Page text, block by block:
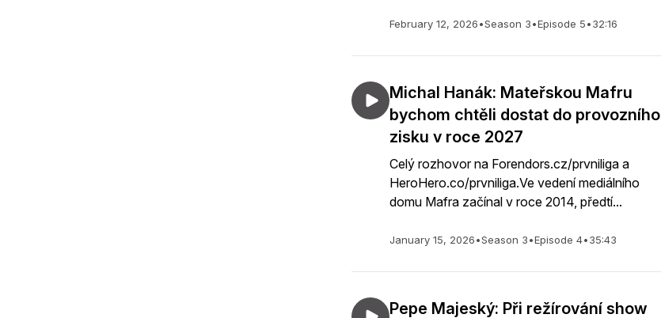
February 12, 2026•Season 3•Episode 5•32:16
Michal Hanák: Mateřskou Mafru
bychom chtěli dostat do provozního
zisku v roce 2027
Celý rozhovor na Forendors.cz/prvniliga a
HeroHero.co/prvniliga.Ve vedení mediálního
domu Mafra začínal v roce 2014, předtí...
January 15, 2026•Season 3•Episode 4•35:43
Pepe Majeský: Při režírování show